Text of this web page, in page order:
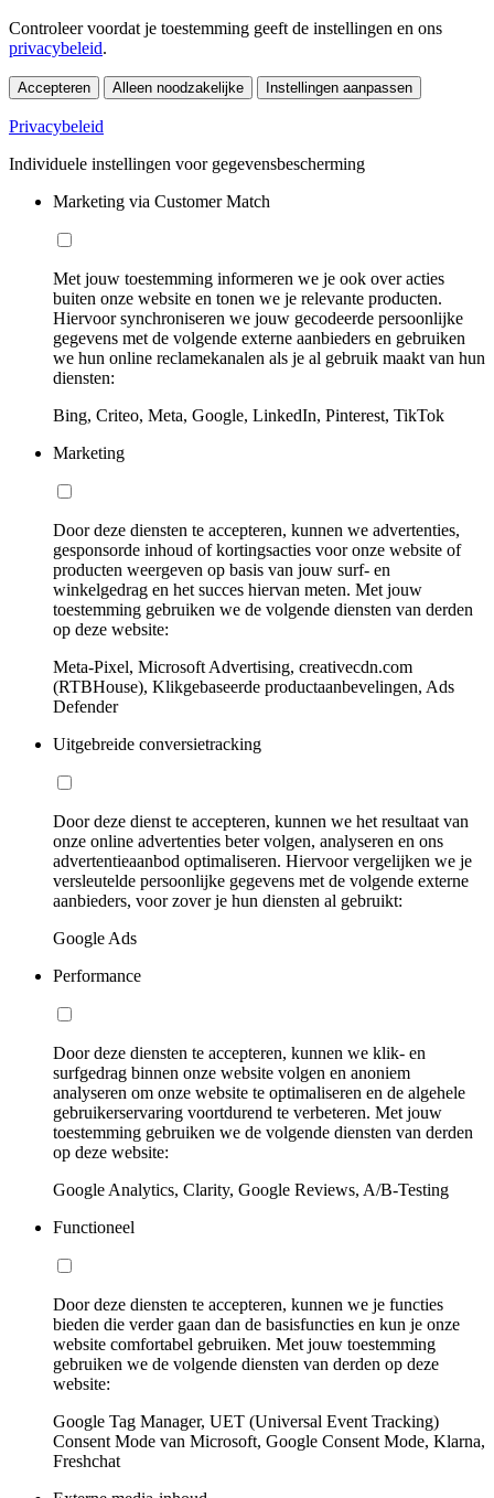
Controleer voordat je toestemming geeft de instellingen en ons
privacybeleid.
Accepteren Alleen noodzakelijke Instellingen aanpassen
Privacybeleid
Individuele instellingen voor gegevensbescherming
Marketing via Customer Match
Met jouw toestemming informeren we je ook over acties
buiten onze website en tonen we je relevante producten.
Hiervoor synchroniseren we jouw gecodeerde persoonlijke
gegevens met de volgende externe aanbieders en gebruiken
we hun online reclamekanalen als je al gebruik maakt van hun
diensten:
Bing, Criteo, Meta, Google, LinkedIn, Pinterest, TikTok
Marketing
Door deze diensten te accepteren, kunnen we advertenties,
gesponsorde inhoud of kortingsacties voor onze website of
producten weergeven op basis van jouw surf- en
winkelgedrag en het succes hiervan meten. Met jouw
toestemming gebruiken we de volgende diensten van derden
op deze website:
Meta-Pixel, Microsoft Advertising, creativecdn.com
(RTBHouse), Klikgebaseerde productaanbevelingen, Ads
Defender
Uitgebreide conversietracking
Door deze dienst te accepteren, kunnen we het resultaat van
onze online advertenties beter volgen, analyseren en ons
advertentieaanbod optimaliseren. Hiervoor vergelijken we je
versleutelde persoonlijke gegevens met de volgende externe
aanbieders, voor zover je hun diensten al gebruikt:
Google Ads
Performance
Door deze diensten te accepteren, kunnen we klik- en
surfgedrag binnen onze website volgen en anoniem
analyseren om onze website te optimaliseren en de algehele
gebruikerservaring voortdurend te verbeteren. Met jouw
toestemming gebruiken we de volgende diensten van derden
op deze website:
Google Analytics, Clarity, Google Reviews, A/B-Testing
Functioneel
Door deze diensten te accepteren, kunnen we je functies
bieden die verder gaan dan de basisfuncties en kun je onze
website comfortabel gebruiken. Met jouw toestemming
gebruiken we de volgende diensten van derden op deze
website:
Google Tag Manager, UET (Universal Event Tracking)
Consent Mode van Microsoft, Google Consent Mode, Klarna,
Freshchat